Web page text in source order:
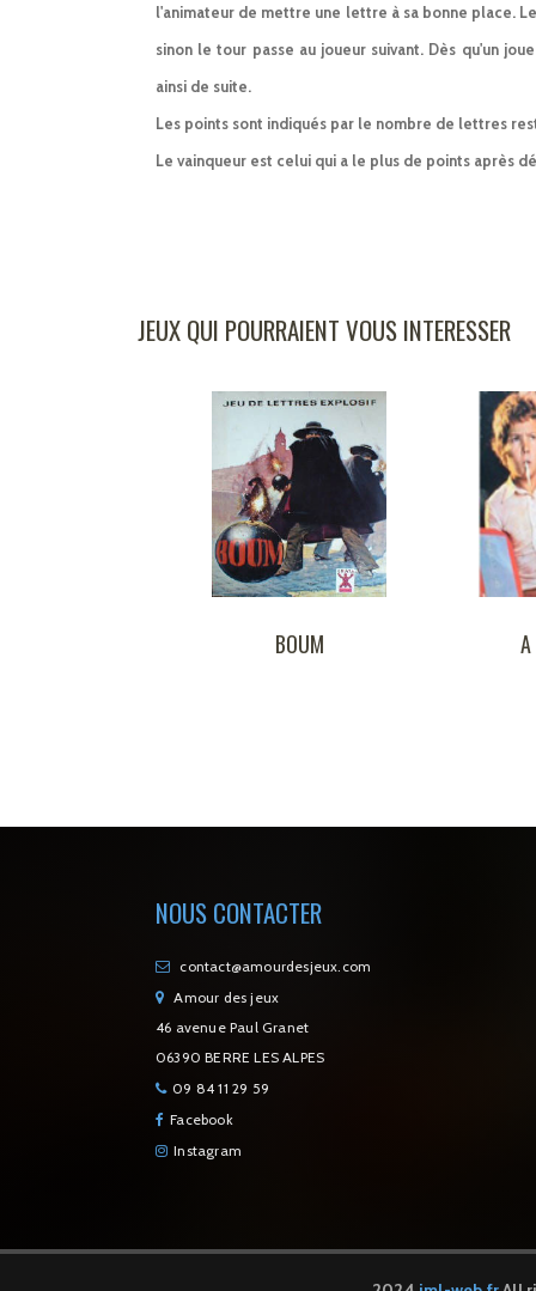
l'animateur de mettre une lettre à sa bonne place.
sinon le tour passe au joueur suivant. Dès qu'un
ainsi de suite.
Les points sont indiqués par le nombre de lettres
Le vainqueur est celui qui a le plus de points après
JEUX QUI POURRAIENT VOUS INTERESSER
A VOS MARQUES
NOUS CONTACTER
contact@amourdesjeux.com
Amour des jeux
46 avenue Paul Granet
06390 BERRE LES ALPES
09 84 11 29 59
Facebook
Instagram